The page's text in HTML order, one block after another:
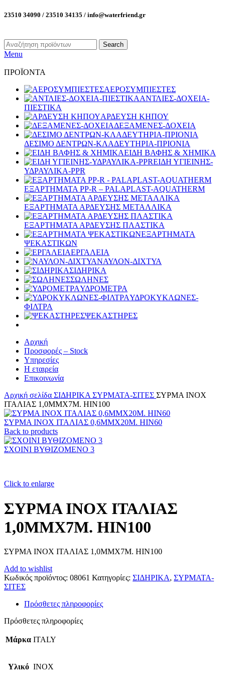
23510 34090 / 23510 34135 / info@waterfriend.gr
Search
Menu
ΠΡΟΪΟΝΤΑ
ΑΕΡΟΣΥΜΠΙΕΣΤΕΣ
ΑΝΤΛΙΕΣ-ΔΟΧΕΙΑ-
ΠΙΕΣΤΙΚΑ
ΑΡΔΕΥΣΗ ΚΗΠΟΥ
ΔΕΞΑΜΕΝΕΣ-ΔΟΧΕΙΑ
ΔΕΣΙΜΟ ΔΕΝΤΡΩΝ-ΚΛΑΔΕΥΤΗΡΙΑ-ΠΡΙΟΝΙΑ
ΕΙΔΗ ΒΑΦΗΣ & ΧΗΜΙΚΑ
ΕΙΔΗ ΥΓΙΕΙΝΗΣ-
ΥΔΡΑΥΛΙΚΑ-PPR
ΕΞΑΡΤΗΜΑΤΑ PP-R – PALAPLAST-AQUATHERM
ΕΞΑΡΤΗΜΑΤΑ ΑΡΔΕΥΣΗΣ ΜΕΤΑΛΛΙΚΑ
ΕΞΑΡΤΗΜΑΤΑ ΑΡΔΕΥΣΗΣ ΠΛΑΣΤΙΚΑ
ΕΞΑΡΤΗΜΑΤΑ
ΨΕΚΑΣΤΙΚΩΝ
ΕΡΓΑΛΕΙΑ
ΝΑΥΛΟΝ-ΔΙΧΤΥΑ
ΣΙΔΗΡΙΚΑ
ΣΩΛΗΝΕΣ
ΥΔΡΟΜΕΤΡΑ
ΥΔΡΟΚΥΚΛΩΝΕΣ-
ΦΙΛΤΡΑ
ΨΕΚΑΣΤΗΡΕΣ
Αρχική
Προσφορές – Stock
Υπηρεσίες
Η εταιρεία
Επικοινωνία
Αρχική σελίδα ΣΙΔΗΡΙΚΑ ΣΥΡΜΑΤΑ-ΣΙΤΕΣ ΣΥΡΜΑ ΙΝΟΧ
ΙΤΑΛΙΑΣ 1,0ΜΜΧ7Μ. ΗΙΝ100
ΣΥΡΜΑ ΙΝΟΧ ΙΤΑΛΙΑΣ 0,6ΜΜΧ20Μ. ΗΙΝ60
Back to products
ΣΧΟΙΝΙ ΒΥΘΙΖΟΜΕΝΟ 3
Click to enlarge
ΣΥΡΜΑ ΙΝΟΧ ΙΤΑΛΙΑΣ
1,0ΜΜΧ7Μ. ΗΙΝ100
ΣΥΡΜΑ ΙΝΟΧ ΙΤΑΛΙΑΣ 1,0ΜΜΧ7Μ. ΗΙΝ100
Add to wishlist
Κωδικός προϊόντος: 08061 Κατηγορίες: ΣΙΔΗΡΙΚΑ, ΣΥΡΜΑΤΑ-
ΣΙΤΕΣ
Πρόσθετες πληροφορίες
Πρόσθετες πληροφορίες
Μάρκα ITALY
Υλικό ΙΝΟΧ